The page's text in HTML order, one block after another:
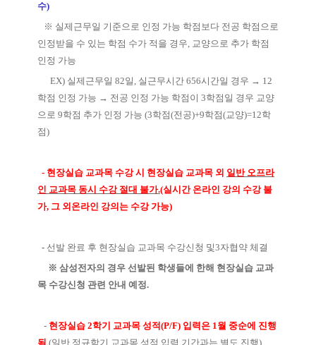
수)
※ 실제근무일 기준으로 인정 가능 학점보다 전공 학점으로
인정받을 수 있는 학점 수가 적을 경우, 교양으로 추가 학점
인정 가능
EX) 실제근무일 82일 , 실근무시간 656시간일 경우 → 12
학점 인정 가능 → 전공 인정 가능 학점이 3학점일 경우 교양
으로 9학점 추가 인정 가능 (3학점(전공)+9학점(교양)=12학
점)
- 현장실습 교과목 수강 시 현장실습 교과목 외 일반 오프라
인 교과목 동시 수강 절대 불가.(실시간 온라인 강의 수강 불
가, 그 외온라인 강의는 수강 가능)
- 선발 완료 후 현장실습 교과목 수강신청 및3자협약 체결
※ 삼성전자의 경우 선발된 학생들에 한해 현장실습 교과
목 수강신청 관련 안내 예정.
- 현장실습 2학기 교과목 성적 (P/F) 입력은 1월 중순에 진행
됨 .(일반 정규학기 교과목 성적 입력 기간과는 별도 진행)